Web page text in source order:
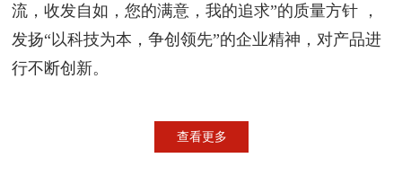
流，收发自如，您的满意，我的追求”的质量方针 ，
发扬“以科技为本，争创领先”的企业精神，对产品进
行不断创新。
查看更多